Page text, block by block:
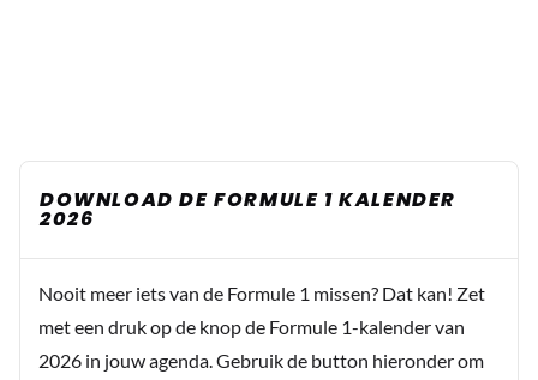
DOWNLOAD DE FORMULE 1 KALENDER
2026
Nooit meer iets van de Formule 1 missen? Dat kan! Zet
met een druk op de knop de Formule 1-kalender van
2026 in jouw agenda. Gebruik de button hieronder om